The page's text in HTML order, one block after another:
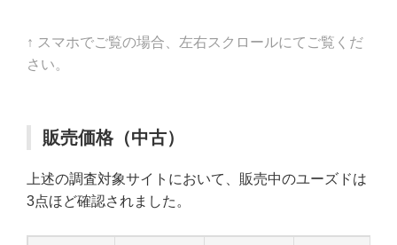
↑ スマホでご覧の場合、左右スクロールにてご覧くだ
さい。
販売価格（中古）
上述の調査対象サイトにおいて、販売中のユーズドは
3点ほど確認されました。